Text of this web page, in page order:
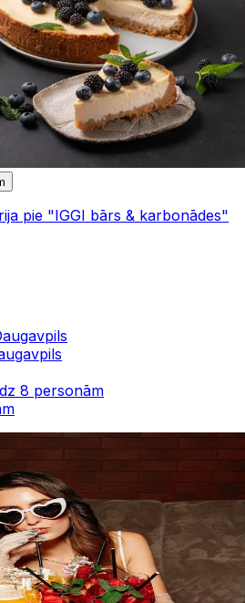
pie "IGGI bārs & karbonādes"
8 personām